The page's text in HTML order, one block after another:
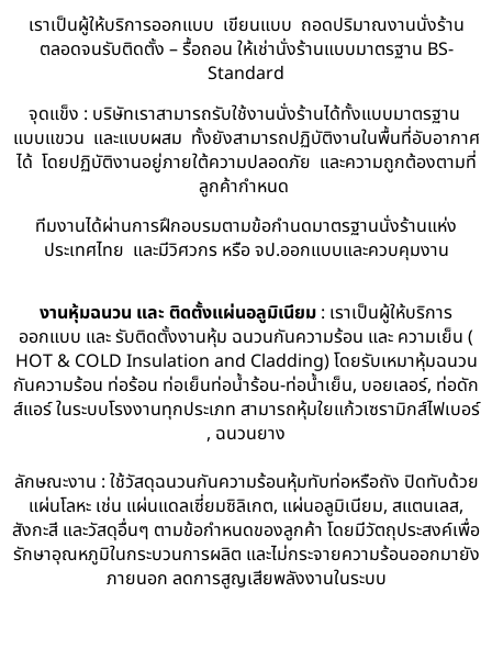
เราเป็นผู้ให้บริการออกแบบ เขียนแบบ ถอดปริมาณงานนั่งร้าน
ตลอดจนรับติดตั้ง – รื้อถอน ให้เช่านั่งร้านแบบมาตรฐาน BS-
Standard
จุดแข็ง : บริษัทเราสามารถรับใช้งานนั่งร้านได้ทั้งแบบมาตรฐาน
แบบแขวน และแบบผสม ทั้งยังสามารถปฏิบัติงานในพื้นที่อับอากาศ
ได้ โดยปฏิบัติงานอยู่ภายใต้ความปลอดภัย และความถูกต้องตามที่
ลูกค้ากำหนด
ทีมงานได้ผ่านการฝึกอบรมตามข้อกำนดมาตรฐานนั่งร้านแห่ง
ประเทศไทย และมีวิศวกร หรือ จป.ออกแบบและควบคุมงาน
งานหุ้มฉนวน และ ติดตั้งแผ่นอลูมิเนียม : เราเป็นผู้ให้บริการ
ออกแบบ และ รับติดตั้งงานหุ้ม ฉนวนกันความร้อน และ ความเย็น (
HOT & COLD Insulation and Cladding) โดยรับเหมาหุ้มฉนวน
กันความร้อน ท่อร้อน ท่อเย็นท่อน้ำร้อน-ท่อน้ำเย็น, บอยเลอร์, ท่อดัก
ส์แอร์ ในระบบโรงงานทุกประเภท สามารถหุ้มใยแก้วเซรามิกส์ไฟเบอร์
, ฉนวนยาง
ลักษณะงาน : ใช้วัสดุฉนวนกันความร้อนหุ้มทับท่อหรือถัง ปิดทับด้วย
แผ่นโลหะ เช่น แผ่นแดลเซี่ยมซิลิเกต, แผ่นอลูมิเนียม, สแตนเลส,
สังกะสี และวัสดุอื่นๆ ตามข้อกำหนดของลูกค้า โดยมีวัตถุประสงค์เพื่อ
รักษาอุณหภูมิในกระบวนการผลิต และไม่กระจายความร้อนออกมายัง
ภายนอก ลดการสูญเสียพลังงานในระบบ